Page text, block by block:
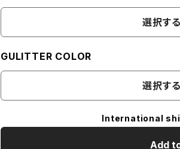
選択する
GULITTER COLOR
選択する
International
Add